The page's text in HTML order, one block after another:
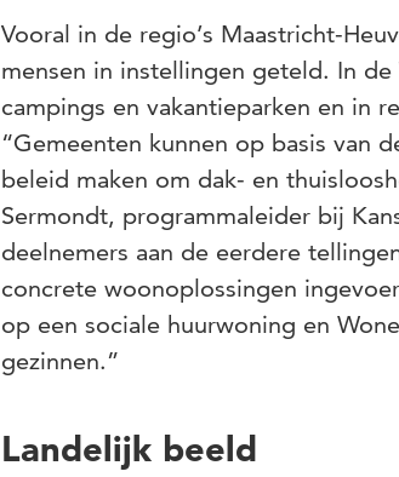
Vooral in de regio’s Maastricht-
mensen in instellingen geteld. In
campings en vakantieparken en in
“Gemeenten kunnen op basis van
beleid maken om dak- en
Sermondt, programmaleider bij
deelnemers aan de eerdere
concrete woonoplossingen
op een sociale huurwoning en
gezinnen.”
Landelijk beeld